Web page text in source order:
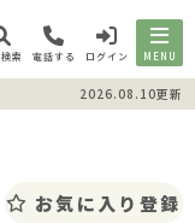
索 電話する ログイン MENU
2026.08.10更新
お気に入り登録